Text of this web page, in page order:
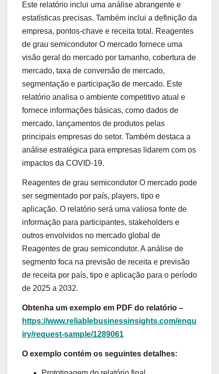
Este relatório inclui uma análise abrangente e
estatísticas precisas. Também inclui a definição da
empresa, pontos-chave e receita total. Reagentes
de grau semicondutor O mercado fornece uma
visão geral do mercado por tamanho, cobertura de
mercado, taxa de conversão de mercado,
segmentação e participação de mercado. Este
relatório analisa o ambiente competitivo atual e
fornece informações básicas, como dados de
mercado, lançamentos de produtos pelas
principais empresas do setor. Também destaca a
análise estratégica para empresas lidarem com os
impactos da COVID-19.
Reagentes de grau semicondutor O mercado pode
ser segmentado por país, players, tipo e
aplicação. O relatório será uma valiosa fonte de
informação para participantes, stakeholders e
outros envolvidos no mercado global de
Reagentes de grau semicondutor. A análise de
segmento foca na previsão de receita e previsão
de receita por país, tipo e aplicação para o período
de 2025 a 2032.
Obtenha um exemplo em PDF do relatório –
https://www.reliablebusinessinsights.com/enqu
iry/request-sample/1289061
O exemplo contém os seguintes detalhes: